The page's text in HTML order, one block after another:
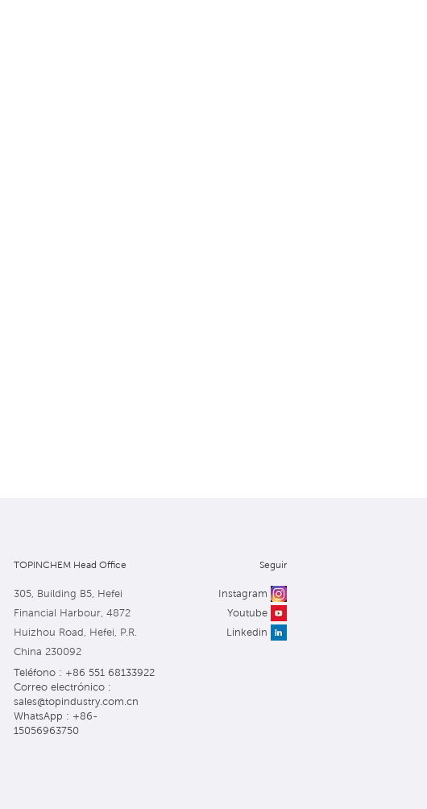
TOPINCHEM Head Office
305, Building B5, Hefei
Financial Harbour, 4872
Huizhou Road, Hefei, P.R.
China 230092
Teléfono : +86 551 68133922
Correo electrónico :
sales@topindustry.com.cn
WhatsApp : +86-
15056963750
Seguir
Instagram
Youtube
Linkedin